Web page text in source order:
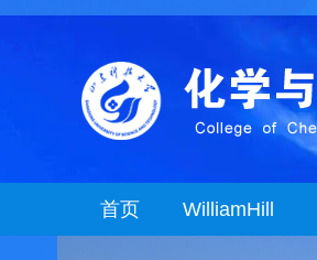
首页 WilliamHill